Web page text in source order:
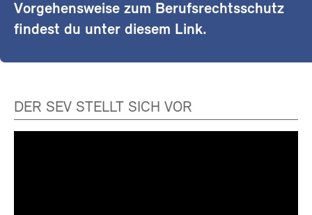
Vorgehensweise zum Berufsrechtsschutz
findest du unter diesem Link.
DER SEV STELLT SICH VOR